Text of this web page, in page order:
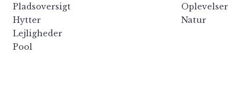
Pladsoversigt
Hytter
Lejligheder
Pool
Oplevelser
Natur